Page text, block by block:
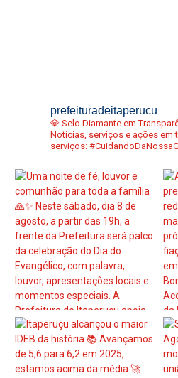
prefeituradeitaperucu
💎 Selo Diamante em
Notícias, serviços e ações em
serviços: